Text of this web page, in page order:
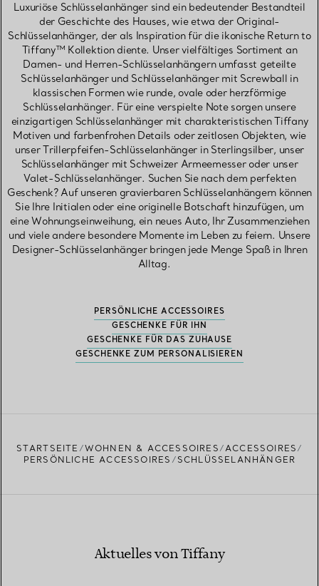
Luxuriöse Schlüsselanhänger sind ein bedeutender Bestandteil
der Geschichte des Hauses, wie etwa der Original-
Schlüsselanhänger, der als Inspiration für die ikonische Return to
Tiffany™ Kollektion diente. Unser vielfältiges Sortiment an
Damen- und Herren-Schlüsselanhängern umfasst geteilte
Schlüsselanhänger und Schlüsselanhänger mit Screwball in
klassischen Formen wie runde, ovale oder herzförmige
Schlüsselanhänger. Für eine verspielte Note sorgen unsere
einzigartigen Schlüsselanhänger mit charakteristischen Tiffany
Motiven und farbenfrohen Details oder zeitlosen Objekten, wie
unser Trillerpfeifen-Schlüsselanhänger in Sterlingsilber, unser
Schlüsselanhänger mit Schweizer Armeemesser oder unser
Valet-Schlüsselanhänger. Suchen Sie nach dem perfekten
Geschenk? Auf unseren gravierbaren Schlüsselanhängern können
Sie Ihre Initialen oder eine originelle Botschaft hinzufügen, um
eine Wohnungseinweihung, ein neues Auto, Ihr Zusammenziehen
und viele andere besondere Momente im Leben zu feiern. Unsere
Designer-Schlüsselanhänger bringen jede Menge Spaß in Ihren
Alltag.
PERSÖNLICHE ACCESSOIRES
GESCHENKE FÜR IHN
GESCHENKE FÜR DAS ZUHAUSE
GESCHENKE ZUM PERSONALISIEREN
STARTSEITE WOHNEN & ACCESSOIRES
ACCESSOIRES
PERSÖNLICHE ACCESSOIRES
SCHLÜSSELANHÄNGER
Aktuelles von Tiffany